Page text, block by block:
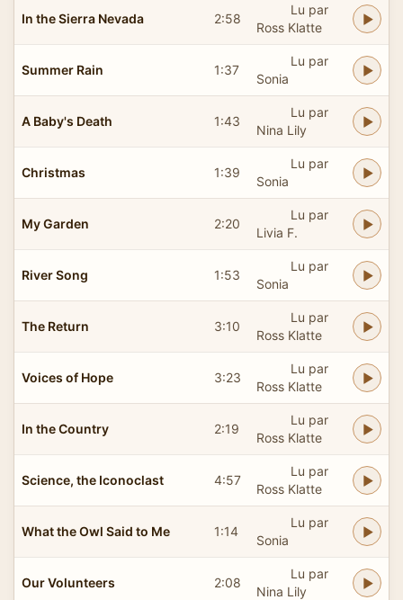
In the Sierra Nevada 2:58
Lu par
Ross Klatte
Summer Rain 1:37
Lu par
Sonia
A Baby's Death 1:43
Lu par
Nina Lily
Christmas 1:39
Lu par
Sonia
My Garden 2:20
Lu par
Livia F.
River Song 1:53
Lu par
Sonia
The Return 3:10
Lu par
Ross Klatte
Voices of Hope 3:23
Lu par
Ross Klatte
In the Country 2:19
Lu par
Ross Klatte
Science, the Iconoclast 4:57
Lu par
Ross Klatte
What the Owl Said to Me 1:14
Lu par
Sonia
Our Volunteers 2:08
Lu par
Nina Lily